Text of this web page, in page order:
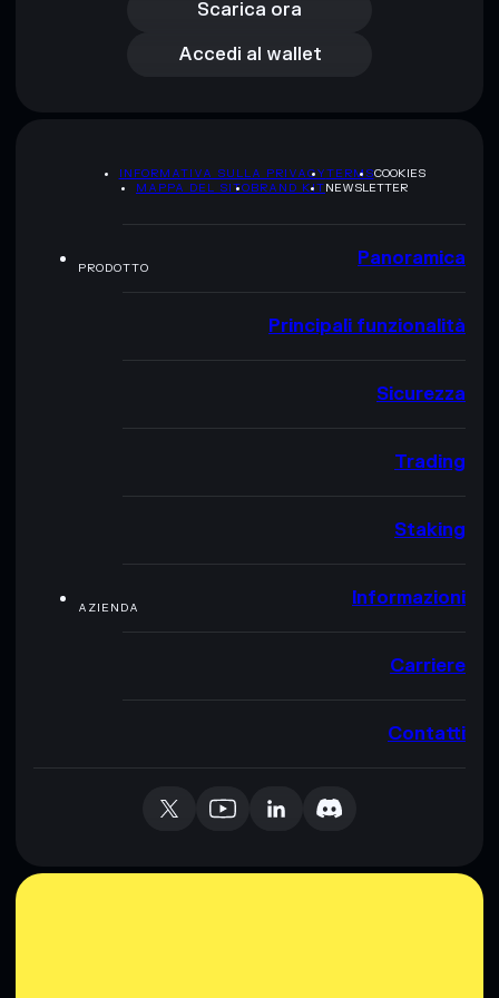
Scarica ora
Accedi al wallet
Accedi al wallet
INFORMATIVA SULLA PRIVACYTERMSCOOKIES
MAPPA DEL SITOBRAND KITNEWSLETTER
PRODOTTO Panoramica
Principali funzionalità
Sicurezza
Trading
Staking
AZIENDA Informazioni
Carriere
Contatti